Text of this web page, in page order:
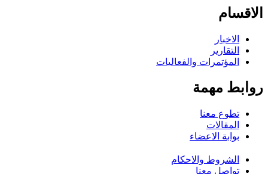
الاقسام
الاخبار
التقارير
المؤتمرات والفعاليات
روابط مهمة
تطوع معنا
المقالات
بوابة الاعضاء
الشروط والاحكام
تواصل معنا